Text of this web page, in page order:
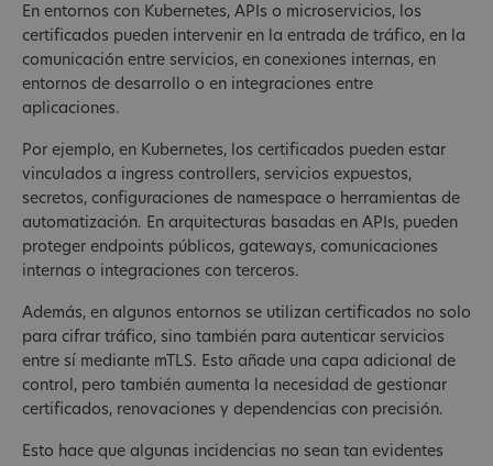
En entornos con Kubernetes, APIs o microservicios, los
certificados pueden intervenir en la entrada de tráfico, en la
comunicación entre servicios, en conexiones internas, en
entornos de desarrollo o en integraciones entre
aplicaciones.
Por ejemplo, en Kubernetes, los certificados pueden estar
vinculados a ingress controllers, servicios expuestos,
secretos, configuraciones de namespace o herramientas de
automatización. En arquitecturas basadas en APIs, pueden
proteger endpoints públicos, gateways, comunicaciones
internas o integraciones con terceros.
Además, en algunos entornos se utilizan certificados no solo
para cifrar tráfico, sino también para autenticar servicios
entre sí mediante mTLS. Esto añade una capa adicional de
control, pero también aumenta la necesidad de gestionar
certificados, renovaciones y dependencias con precisión.
Esto hace que algunas incidencias no sean tan evidentes